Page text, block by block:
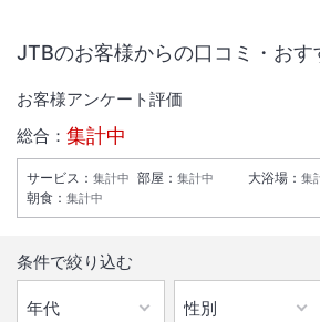
JTBのお客様からの口コミ・おす
お客様アンケート評価
総合： 集計中
サービス ： 集計中 部屋 ： 集計中 大浴場 ： 集
朝食 ： 集計中
条件で絞り込む